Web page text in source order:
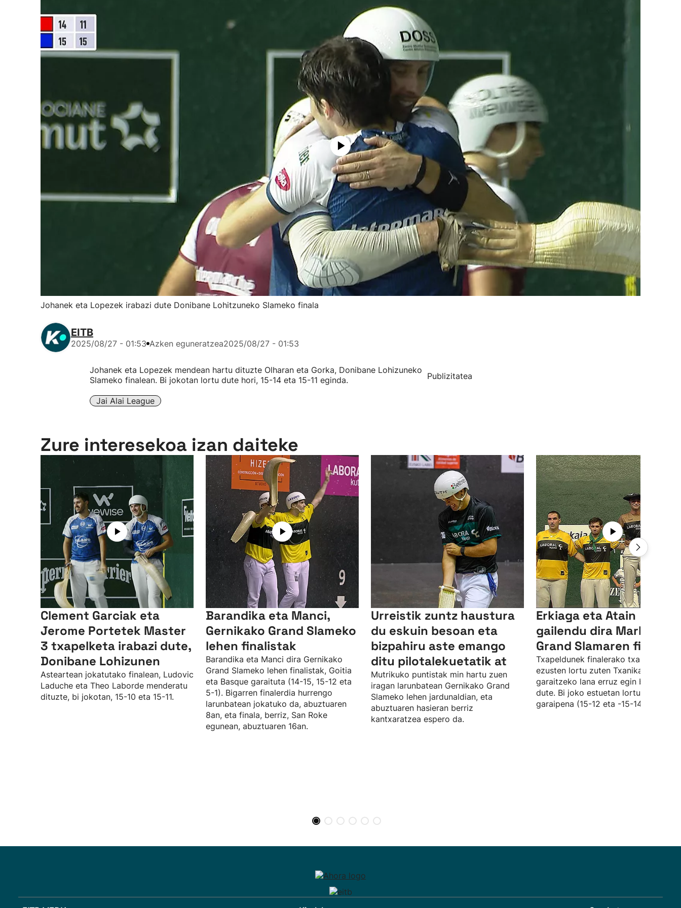
Johanek eta Lopezek irabazi dute Donibane Lohitzuneko Slameko finala
EITB
2025/08/27 - 01:53 Azken eguneratzea2025/08/27 - 01:53
Johanek eta Lopezek mendean hartu dituzte Olharan eta Gorka, Donibane Lohizuneko
Slameko finalean. Bi jokotan lortu dute hori, 15-14 eta 15-11 eginda.
Jai Alai League
Publizitatea
Zure interesekoa izan daiteke
Clement Garciak eta
Jerome Portetek Master
3 txapelketa irabazi dute,
Donibane Lohizunen
Asteartean jokatutako finalean, Ludovic
Laduche eta Theo Laborde menderatu
dituzte, bi jokotan, 15-10 eta 15-11.
Barandika eta Manci,
Gernikako Grand Slameko
lehen finalistak
Barandika eta Manci dira Gernikako
Grand Slameko lehen finalistak, Goitia
eta Basque garaituta (14-15, 15-12 eta
5-1). Bigarren finalerdia hurrengo
larunbatean jokatuko da, abuztuaren
8an, eta finala, berriz, San Roke
egunean, abuztuaren 16an.
Urreistik zuntz haustura
du eskuin besoan eta
bizpahiru aste emango
ditu pilotalekuetatik at
Mutrikuko puntistak min hartu zuen
iragan larunbatean Gernikako Grand
Slameko lehen jardunaldian, eta
abuztuaren hasieran berriz
kantxaratzea espero da.
Erkiaga eta Atain
gailendu dira Markinako
Grand Slamaren finalean
Txapeldunek finalerako txartela
ezusten lortu zuten Txanika eta
garaitzeko lana erruz egin behar izan
dute. Bi joko estuetan lortu dute
garaipena (15-12 eta -15-14).